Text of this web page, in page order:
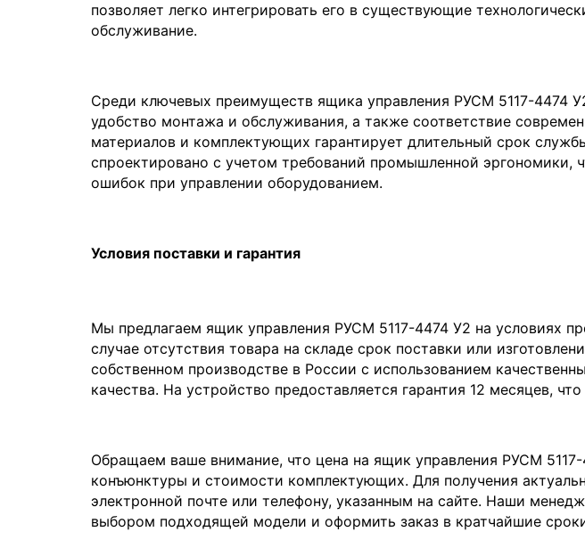
позволяет легко интегрировать его в существующие
обслуживание.
Среди ключевых преимуществ ящика управления РУСМ 5117-4474
удобство монтажа и обслуживания, а также соответствие
материалов и комплектующих гарантирует длительный срок
спроектировано с учетом требований промышленной эргономики,
ошибок при управлении оборудованием.
Условия поставки и гарантия
Мы предлагаем ящик управления РУСМ 5117-4474 У2 на условиях
случае отсутствия товара на складе срок поставки или
собственном производстве в России с использованием
качества. На устройство предоставляется гарантия 12 месяцев,
Обращаем ваше внимание, что цена на ящик управления РУСМ
конъюнктуры и стоимости комплектующих. Для получения
электронной почте или телефону, указанным на сайте. Наши
выбором подходящей модели и оформить заказ в кратчайшие